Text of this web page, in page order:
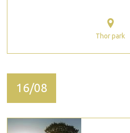
Thor park
16/08